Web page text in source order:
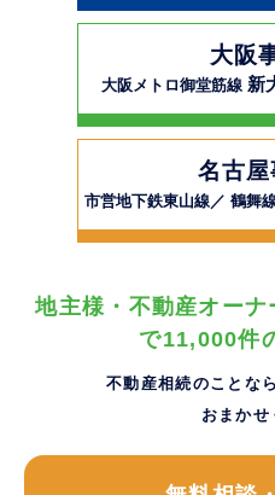
大阪
大阪メトロ御堂筋線 新
名古
市営地下鉄東山線／ 鶴舞
地主様・不動産オー
で11,000件
不動産相続のことな
おまかせ